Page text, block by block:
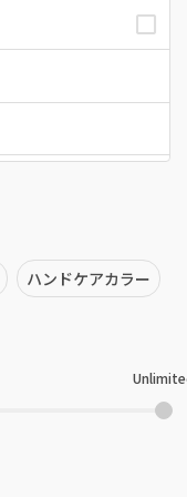
ハンドケアカラー